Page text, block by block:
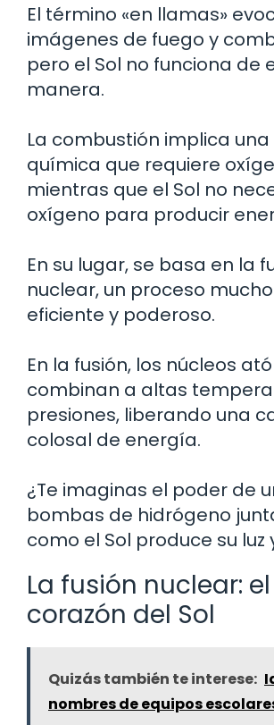
El término «en llamas»
imágenes de fuego y
pero el Sol no funciona de
manera.
La combustión implica
química que requiere
mientras que el Sol no
oxígeno para producir
En su lugar, se basa en la
nuclear, un proceso
eficiente y poderoso.
En la fusión, los núcleos
combinan a altas
presiones, liberando una
colosal de energía.
¿Te imaginas el poder de
bombas de hidrógeno
como el Sol produce su luz
La fusión nuclear: el
corazón del Sol
Quizás también te interese:
nombres de equipos